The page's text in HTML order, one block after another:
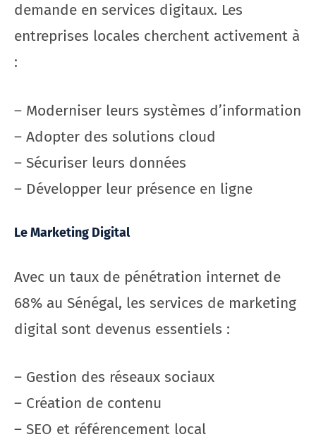
demande en services digitaux. Les
entreprises locales cherchent activement à
:
– Moderniser leurs systèmes d’information
– Adopter des solutions cloud
– Sécuriser leurs données
– Développer leur présence en ligne
Le Marketing Digital
Avec un taux de pénétration internet de
68% au Sénégal, les services de marketing
digital sont devenus essentiels :
– Gestion des réseaux sociaux
– Création de contenu
– SEO et référencement local